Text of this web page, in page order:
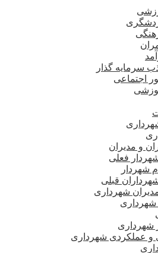
سرمایه گذار
اجتماعی
و مدیران
فعلی
شهردار
قبلی
شهرداری
شهرداری
شهرداری
و عملکردی شهرداری